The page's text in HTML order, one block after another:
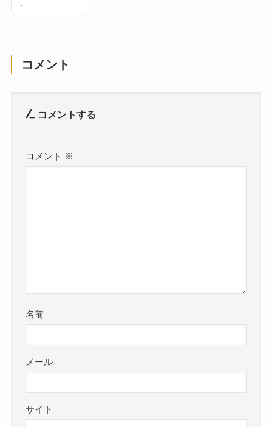
～
コメント
コメントする
コメント ※
名前
メール
サイト